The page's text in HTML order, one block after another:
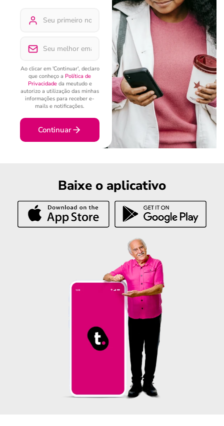
Ao clicar em 'Continuar', declaro
que conheço a Política de
Privacidadeda meutudo e
autorizo a utilização das minhas
informações para receber e-
mails e notificações.
Continuar
Baixe o aplicativo